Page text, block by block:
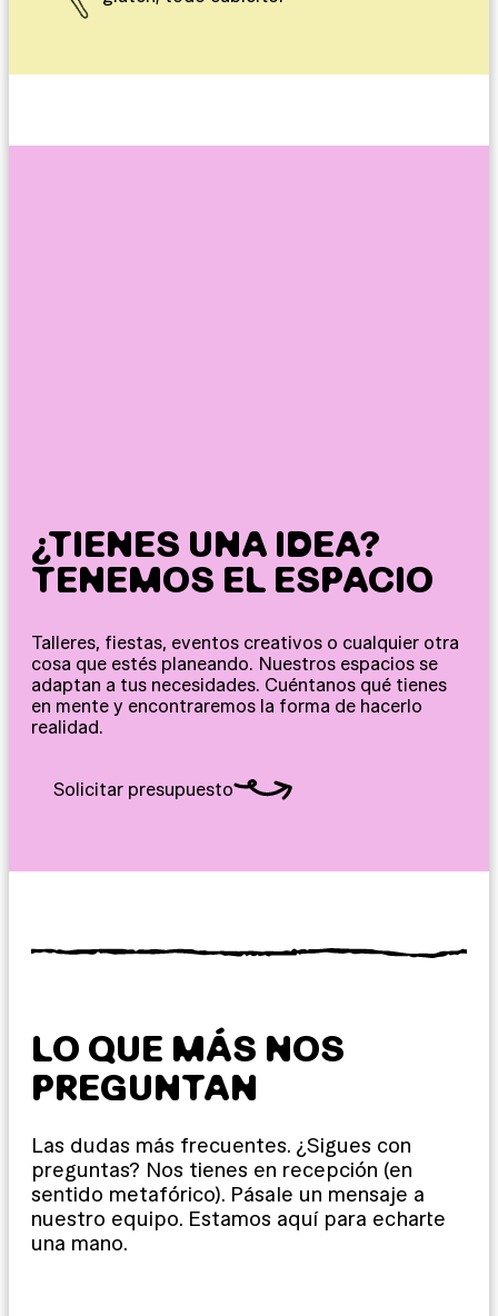
¿TIENES UNA IDEA?
TENEMOS EL ESPACIO
Talleres, fiestas, eventos creativos o cualquier otra
cosa que estés planeando. Nuestros espacios se
adaptan a tus necesidades. Cuéntanos qué tienes
en mente y encontraremos la forma de hacerlo
realidad.
Solicitar presupuesto
LO QUE MÁS NOS
PREGUNTAN
Las dudas más frecuentes. ¿Sigues con
preguntas? Nos tienes en recepción (en
sentido metafórico). Pásale un mensaje a
nuestro equipo. Estamos aquí para echarte
una mano.